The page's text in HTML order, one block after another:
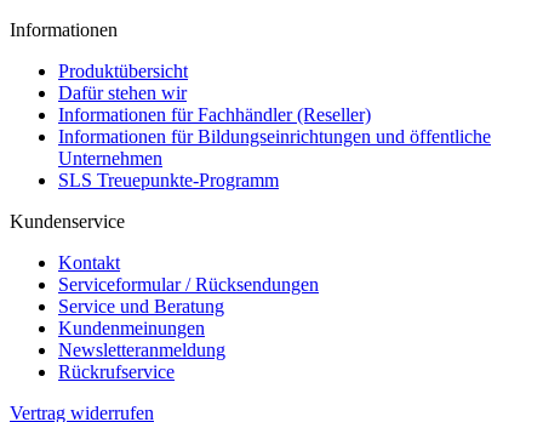
Informationen
Produktübersicht
Dafür stehen wir
Informationen für Fachhändler (Reseller)
Informationen für Bildungseinrichtungen und öffentliche
Unternehmen
SLS Treuepunkte-Programm
Kundenservice
Kontakt
Serviceformular / Rücksendungen
Service und Beratung
Kundenmeinungen
Newsletteranmeldung
Rückrufservice
Vertrag widerrufen